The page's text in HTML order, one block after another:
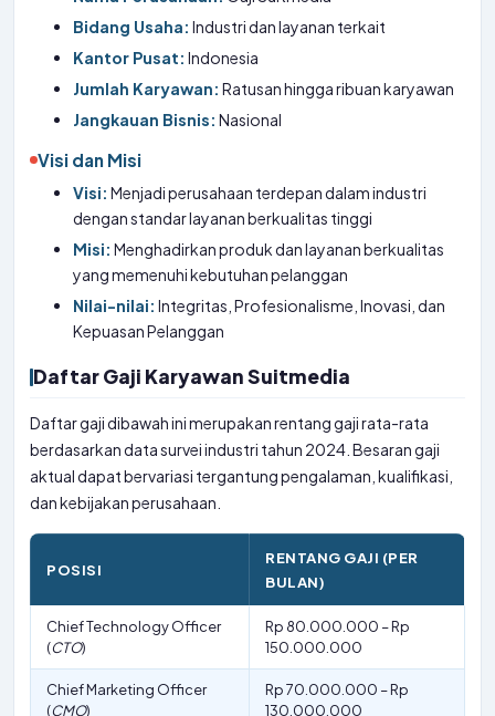
Bidang Usaha: Industri dan layanan terkait
Kantor Pusat: Indonesia
Jumlah Karyawan: Ratusan hingga ribuan karyawan
Jangkauan Bisnis: Nasional
Visi dan Misi
Visi: Menjadi perusahaan terdepan dalam industri
dengan standar layanan berkualitas tinggi
Misi: Menghadirkan produk dan layanan berkualitas
yang memenuhi kebutuhan pelanggan
Nilai-nilai: Integritas, Profesionalisme, Inovasi, dan
Kepuasan Pelanggan
Daftar Gaji Karyawan Suitmedia
Daftar gaji dibawah ini merupakan rentang gaji rata-rata
berdasarkan data survei industri tahun 2024. Besaran gaji
aktual dapat bervariasi tergantung pengalaman, kualifikasi,
dan kebijakan perusahaan.
POSISI
RENTANG GAJI (PER
BULAN)
Chief Technology Officer
(CTO)
Rp 80.000.000 – Rp
150.000.000
Chief Marketing Officer
(CMO)
Rp 70.000.000 – Rp
130.000.000